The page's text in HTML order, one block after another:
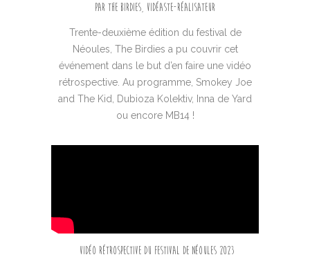
Par The Birdies, vidéaste-réalisateur
Trente-deuxième édition du festival de
Néoules, The Birdies a pu couvrir cet
événement dans le but d’en faire une vidéo
rétrospective. Au programme, Smokey Joe
and The Kid, Dubioza Kolektiv, Inna de Yard
ou encore MB14 !
Vidéo rétrospective du festival de Néoules 2023